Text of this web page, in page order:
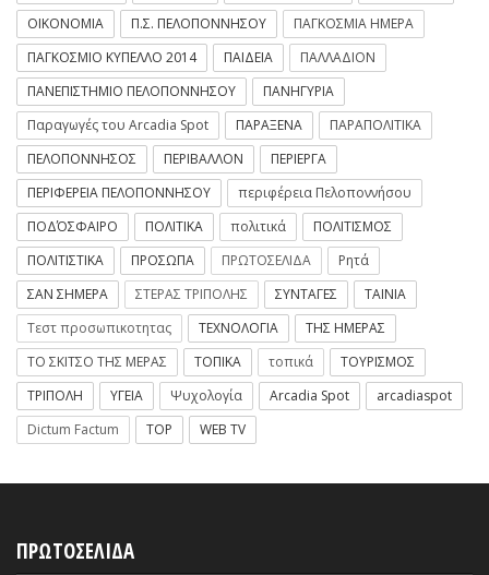
ΟΙΚΟΝΟΜΙΑ
Π.Σ. ΠΕΛΟΠΟΝΝΗΣΟΥ
ΠΑΓΚΟΣΜΙΑ ΗΜΕΡΑ
ΠΑΓΚΟΣΜΙΟ ΚΥΠΕΛΛΟ 2014
ΠΑΙΔΕΙΑ
ΠΑΛΛΑΔΙΟΝ
ΠΑΝΕΠΙΣΤΗΜΙΟ ΠΕΛΟΠΟΝΝΗΣΟΥ
ΠΑΝΗΓΥΡΙΑ
Παραγωγές του Arcadia Spot
ΠΑΡΑΞΕΝΑ
ΠΑΡΑΠΟΛΙΤΙΚΑ
ΠΕΛΟΠΟΝΝΗΣΟΣ
ΠΕΡΙΒΑΛΛΟΝ
ΠΕΡΙΕΡΓΑ
ΠΕΡΙΦΕΡΕΙΑ ΠΕΛΟΠΟΝΝΗΣΟΥ
περιφέρεια Πελοποννήσου
ΠΟΔΌΣΦΑΙΡΟ
ΠΟΛΙΤΙΚΑ πολιτικά
ΠΟΛΙΤΙΣΜΟΣ
ΠΟΛΙΤΙΣΤΙΚΑ
ΠΡΟΣΩΠΑ ΠΡΩΤΟΣΕΛΙΔΑ
Ρητά
ΣΑΝ ΣΗΜΕΡΑ
ΣΤΕΡΑΣ ΤΡΙΠΟΛΗΣ ΣΥΝΤΑΓΕΣ
ΤΑΙΝΙΑ
Τεστ προσωπικοτητας
ΤΕΧΝΟΛΟΓΙΑ
ΤΗΣ ΗΜΕΡΑΣ
ΤΟ ΣΚΙΤΣΟ ΤΗΣ ΜΕΡΑΣ
ΤΟΠΙΚΑ τοπικά
ΤΟΥΡΙΣΜΟΣ
ΤΡΙΠΟΛΗ
ΥΓΕΙΑ Ψυχολογία Arcadia Spot
arcadiaspot
Dictum Factum
TOP WEB TV
ΠΡΩΤΟΣΕΛΙΔΑ